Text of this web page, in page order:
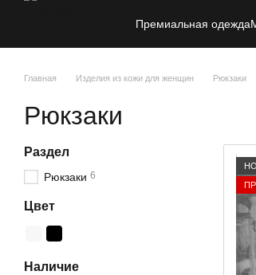
Премиальная одежда
Главная Изделия из кожи для женщин Рюкзаки
Рюкзаки
Раздел
Рюкзаки 6
Цвет
Наличие